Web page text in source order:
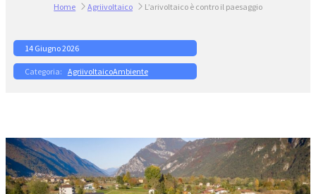
Home Agriivoltaico L’arivoltaico è contro il paesaggio
14 Giugno 2026
AgriivoltaicoAmbiente